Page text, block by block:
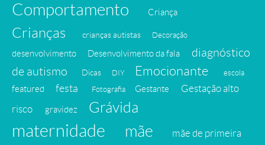
Comportamento Criança
Crianças crianças autistas Decoração
desenvolvimento Desenvolvimento da fala
diagnóstico
de autismo
Dicas DIY Emocionante escola
featured festa Fotografia Gestante
Gestação alto
risco
gravidez Grávida
maternidade mãe
mãe de primeira